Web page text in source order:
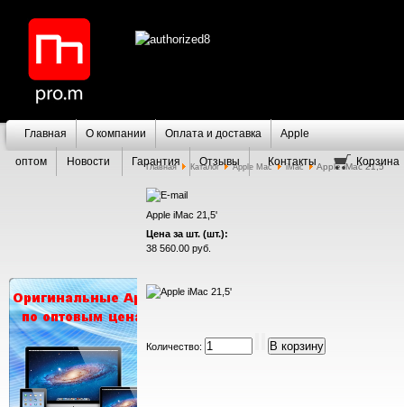
Главная О компании Оплата и доставка Apple
оптом Новости Гарантия Отзывы Контакты Корзина
Главная Каталог Apple Mac iMac Apple iMac 21,5'
Apple iMac 21,5'
Цена за шт. (шт.):
38 560.00 руб.
Количество: